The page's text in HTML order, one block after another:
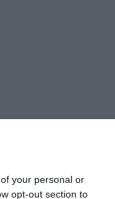
your personal or
opt-out section to